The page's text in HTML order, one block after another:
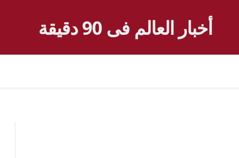
أخبار العالم فى 90 دقيقة